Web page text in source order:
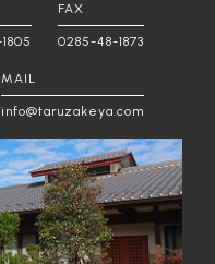
FAX
0285-48-1873
MAIL
info@taruzakeya.com